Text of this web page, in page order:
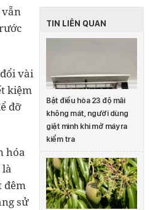
TIN LIÊN QUAN
Bật điều hòa 23 độ mãi
không mát, người dùng
giật mình khi mở máy ra
kiểm tra
vẫn
vài
kiệm
đỡ
hóa
là
đêm
sử